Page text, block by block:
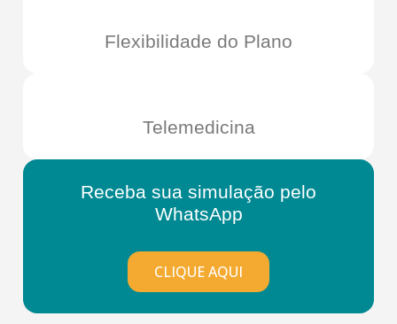
Flexibilidade do Plano
Telemedicina
Receba sua simulação pelo
WhatsApp
CLIQUE AQUI